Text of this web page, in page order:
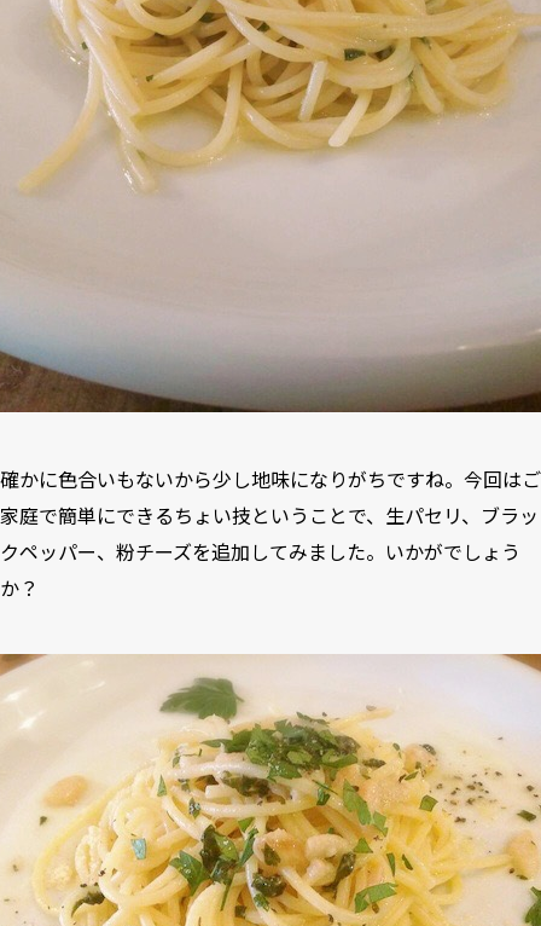
確かに色合いもないから少し地味になりがちですね。今回はご
家庭で簡単にできるちょい技ということで、生パセリ、ブラッ
クペッパー、粉チーズを追加してみました。いかがでしょう
か？